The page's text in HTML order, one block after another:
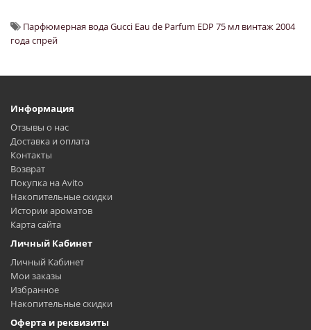
Парфюмерная вода Gucci Eau de Parfum EDP 75 мл винтаж 2004
года спрей
Информация
Отзывы о нас
Доставка и оплата
Контакты
Возврат
Покупка на Avito
Накопительные скидки
Истории ароматов
Карта сайта
Личный Кабинет
Личный Кабинет
Мои заказы
Избранное
Накопительные скидки
Оферта и реквизиты